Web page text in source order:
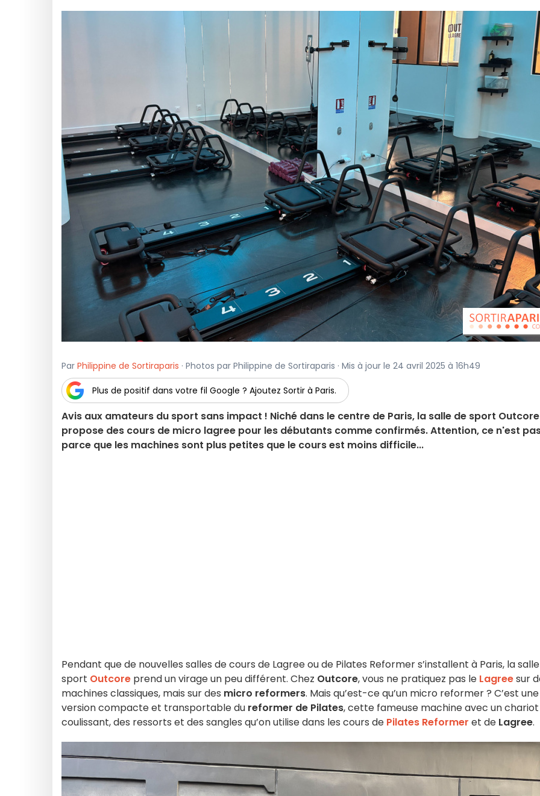
Par Philippine de Sortiraparis · Photos par Philippine de Sortiraparis · Mis à jour le 24 avril 2025 à 16h49
Plus de positif dans votre fil Google ? Ajoutez Sortir à Paris.
Avis aux amateurs du sport sans impact ! Niché dans le centre de Paris, la salle de sport Outcore
propose des cours de micro lagree pour les débutants comme confirmés. Attention, ce n'est
parce que les machines sont plus petites que le cours est moins difficile...
Pendant que de nouvelles salles de cours de Lagree ou de Pilates Reformer s’installent à Paris, la
sport Outcore prend un virage un peu différent. Chez Outcore, vous ne pratiquez pas le Lagreesur
machines classiques, mais sur des micro reformers. Mais qu’est-ce qu’un micro reformer ? C’est une
version compacte et transportable du reformer de Pilates, cette fameuse machine avec un chariot
coulissant, des ressorts et des sangles qu’on utilise dans les cours de Pilates Reformer et de Lagree.